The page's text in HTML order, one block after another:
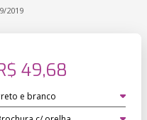
2019
49,68